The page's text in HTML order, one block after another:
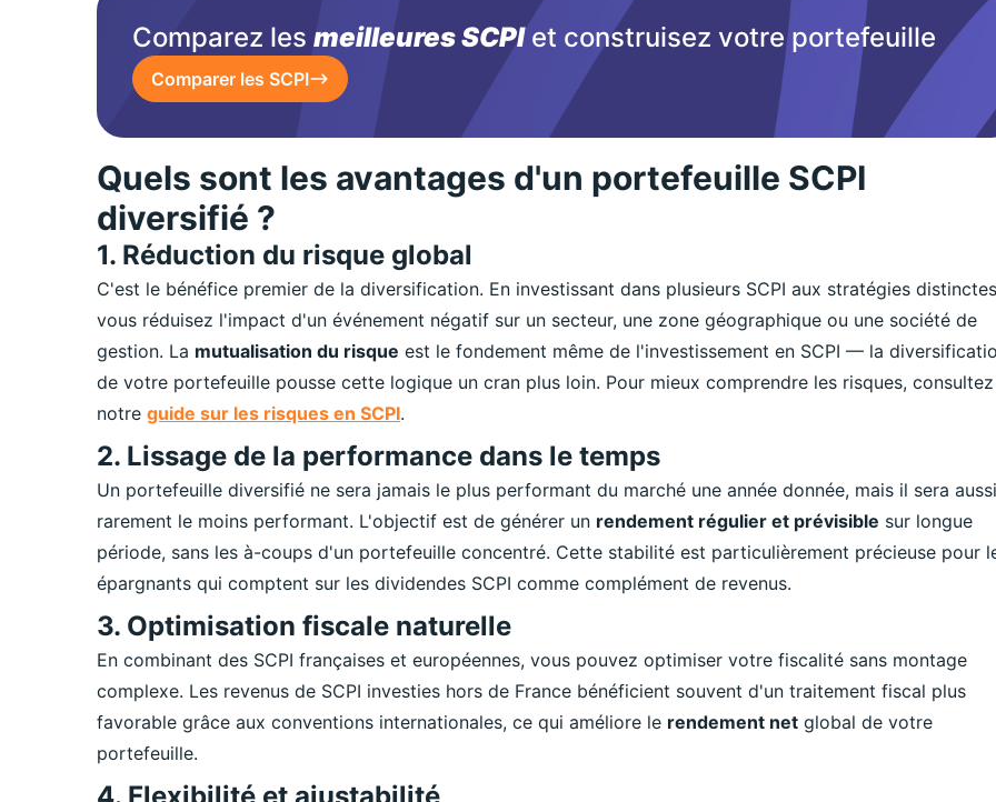
Comparez lesmeilleures SCPIet construisez votre portefeuille
Comparer les SCPI
Quels sont les avantages d'un portefeuille SCPI
diversifié ?
1. Réduction du risque global
C'est le bénéfice premier de la diversification. En investissant dans plusieurs SCPI aux stratégies
vous réduisez l'impact d'un événement négatif sur un secteur, une zone géographique ou une société de
gestion. La mutualisation du risque est le fondement même de l'investissement en SCPI — la
de votre portefeuille pousse cette logique un cran plus loin. Pour mieux comprendre les risques, consultez
notreguide sur les risques en SCPI.
2. Lissage de la performance dans le temps
Un portefeuille diversifié ne sera jamais le plus performant du marché une année donnée, mais il sera aussi
rarement le moins performant. L'objectif est de générer un rendement régulier et prévisible sur longue
période, sans les à-coups d'un portefeuille concentré. Cette stabilité est particulièrement précieuse pour
épargnants qui comptent sur les dividendes SCPI comme complément de revenus.
3. Optimisation fiscale naturelle
En combinant des SCPI françaises et européennes, vous pouvez optimiser votre fiscalité sans montage
complexe. Les revenus de SCPI investies hors de France bénéficient souvent d'un traitement fiscal plus
favorable grâce aux conventions internationales, ce qui améliore le rendement net global de votre
portefeuille.